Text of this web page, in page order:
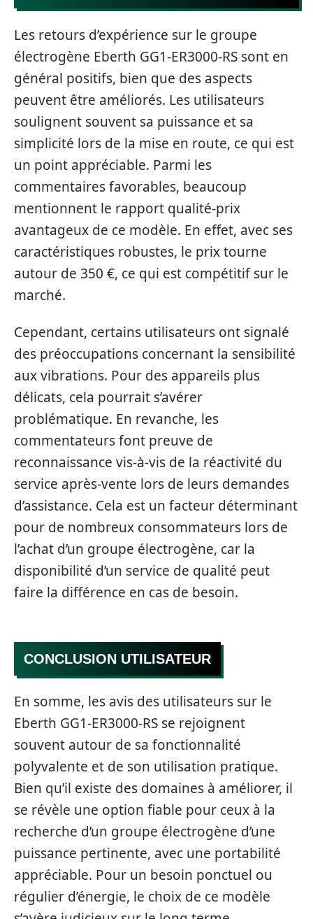
Les retours d’expérience sur le groupe
électrogène Eberth GG1-ER3000-RS sont en
général positifs, bien que des aspects
peuvent être améliorés. Les utilisateurs
soulignent souvent sa puissance et sa
simplicité lors de la mise en route, ce qui est
un point appréciable. Parmi les
commentaires favorables, beaucoup
mentionnent le rapport qualité-prix
avantageux de ce modèle. En effet, avec ses
caractéristiques robustes, le prix tourne
autour de 350 €, ce qui est compétitif sur le
marché.
Cependant, certains utilisateurs ont signalé
des préoccupations concernant la sensibilité
aux vibrations. Pour des appareils plus
délicats, cela pourrait s’avérer
problématique. En revanche, les
commentateurs font preuve de
reconnaissance vis-à-vis de la réactivité du
service après-vente lors de leurs demandes
d’assistance. Cela est un facteur déterminant
pour de nombreux consommateurs lors de
l’achat d’un groupe électrogène, car la
disponibilité d’un service de qualité peut
faire la différence en cas de besoin.
CONCLUSION UTILISATEUR
En somme, les avis des utilisateurs sur le
Eberth GG1-ER3000-RS se rejoignent
souvent autour de sa fonctionnalité
polyvalente et de son utilisation pratique.
Bien qu’il existe des domaines à améliorer, il
se révèle une option fiable pour ceux à la
recherche d’un groupe électrogène d’une
puissance pertinente, avec une portabilité
appréciable. Pour un besoin ponctuel ou
régulier d’énergie, le choix de ce modèle